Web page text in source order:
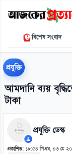
বৃহস্পতিবার, ০৬
১১:২৫:৩৬
বিশেষ সংবাদ
প্রযুক্তি
আমদানি ব্যয়
টাকা
প্রযুক্তি ডেস্ক
প্রকাশিত: ১৮:৫৪ পিএম, ০৩ মে